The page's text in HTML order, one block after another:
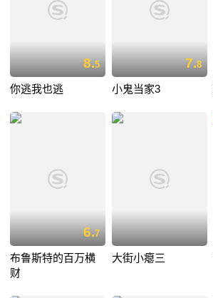
8.5
你逃我也逃
7.8
小鬼当家3
6.7
布鲁斯特的百万横
财
大街小瘪三